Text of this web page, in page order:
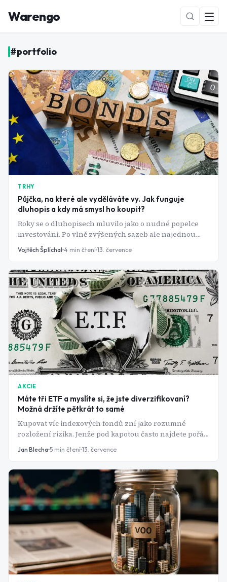
Warengo
NOVÉ
#portfolio
TRHY
Půjčka, na které ale vyděláváte vy. Jak funguje
dluhopis a kdy má smysl ho koupit?
Roky se o dluhopisech mluvilo jako o nudné popelce
investování. Po vlně zvýšených sazeb ale najednou
nabízí zajímavý výnos i bez rizika akciových trhů.
Vojtěch Šplíchal 4 min čtení 13. července
AKCIE
Máte tři ETF a myslíte si, že jste diverzifikovaní?
Možná držíte pětkrát to samé
Kupovat víc indexových fondů zní jako rozumné
rozložení rizika. Jenže pod kapotou často najdete pořád
dokola stejnou hrstku amerických technologických
Jan Blecha 5 min čtení 13. července